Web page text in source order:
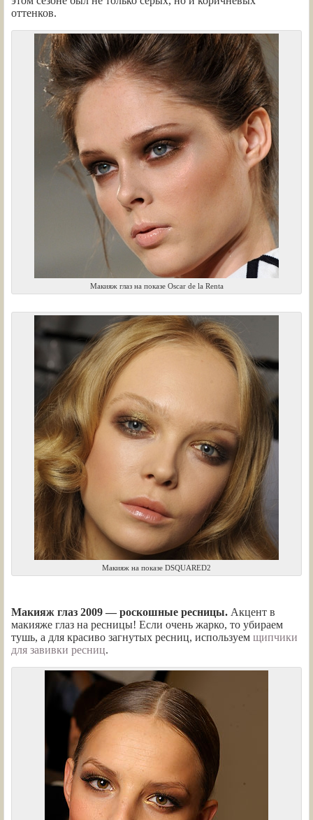
оттенков.
Макияж глаз на показе Oscar de la Renta
Макияж на показе DSQUARED2
Макияж глаз 2009 — роскошные ресницы. Акцент в
макияже глаз на ресницы! Если очень жарко, то убираем
тушь, а для красиво загнутых ресниц, используем щипчики
для завивки ресниц.